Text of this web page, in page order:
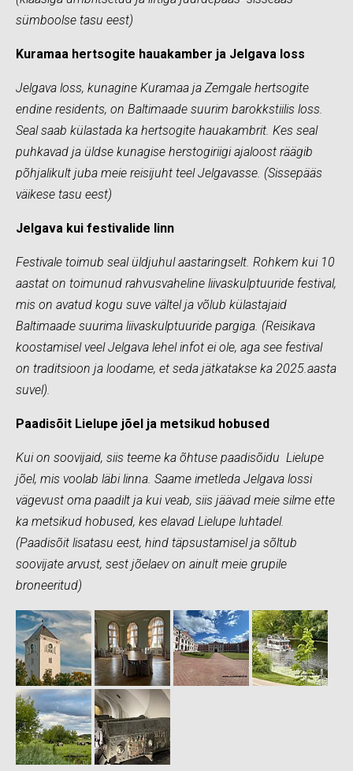
sümboolse tasu eest)
Kuramaa hertsogite hauakamber ja Jelgava loss
Jelgava loss, kunagine Kuramaa ja Zemgale hertsogite
endine residents, on Baltimaade suurim barokkstiilis loss.
Seal saab külastada ka hertsogite hauakambrit. Kes seal
puhkavad ja üldse kunagise herstogiriigi ajaloost räägib
põhjalikult juba meie reisijuht teel Jelgavasse. (Sissepääs
väikese tasu eest)
Jelgava kui festivalide linn
Festivale toimub seal üldjuhul aastaringselt. Rohkem kui 10
aastat on toimunud rahvusvaheline liivaskulptuuride festival,
mis on avatud kogu suve vältel ja võlub külastajaid
Baltimaade suurima liivaskulptuuride pargiga. (Reisikava
koostamisel veel Jelgava lehel infot ei ole, aga see festival
on traditsioon ja loodame, et seda jätkatakse ka 2025.aasta
suvel).
Paadisõit Lielupe jõel ja metsikud hobused
Kui on soovijaid, siis teeme ka õhtuse paadisõidu Lielupe
jõel, mis voolab läbi linna. Saame imetleda Jelgava lossi
vägevust oma paadilt ja kui veab, siis jäävad meie silme ette
ka metsikud hobused, kes elavad Lielupe luhtadel.
(Paadisõit lisatasu eest, hind täpsustamisel ja sõltub
soovijate arvust, sest jõelaev on ainult meie grupile
broneeritud)